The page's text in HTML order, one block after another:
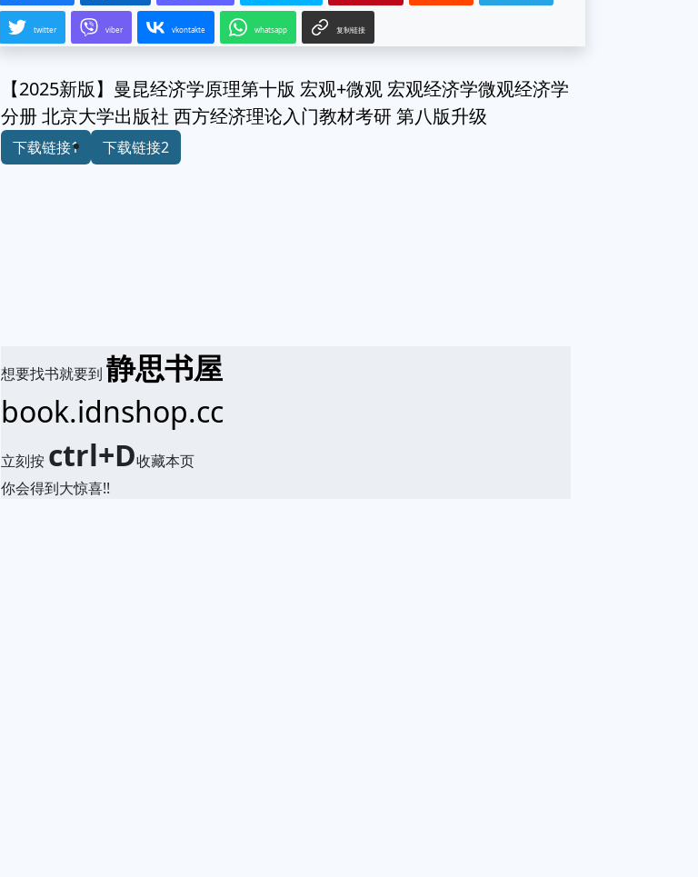
twitter viber vkontakte whatsapp 复制链接
【2025新版】曼昆经济学原理第十版 宏观+微观 宏观经济学微观经济学
分册 北京大学出版社 西方经济理论入门教材考研 第八版升级
下载链接1 下载链接2
想要找书就要到静思书屋
book.idnshop.cc
立刻按 ctrl+D收藏本页
你会得到大惊喜!!